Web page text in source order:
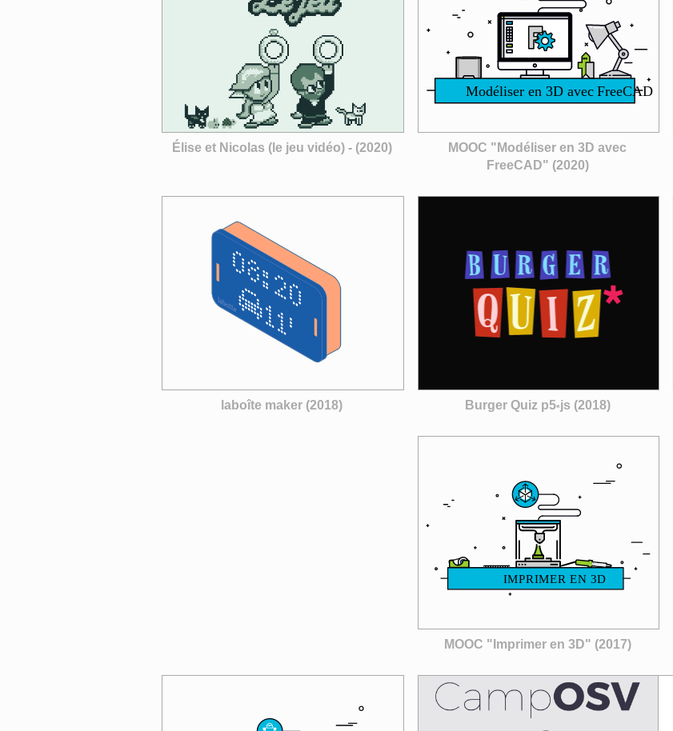
Élise et Nicolas (le jeu vidéo) - (2020)
MOOC "Modéliser en 3D avec
FreeCAD" (2020)
laboîte maker (2018) Burger Quiz p5*js (2018)
MOOC "Imprimer en 3D" (2017)